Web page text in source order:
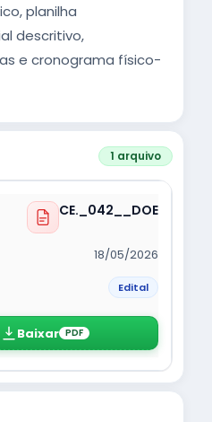
planilha
descritivo,
e cronograma físico-
1 arquivo
CE._042__DOE
18/05/2026
Edital
Baixar PDF